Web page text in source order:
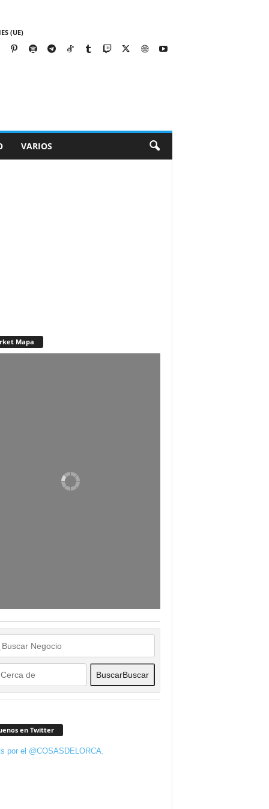
(UE)
VARIOS
Mapa
BuscarBuscar
en Twitter
por el @COSASDELORCA.